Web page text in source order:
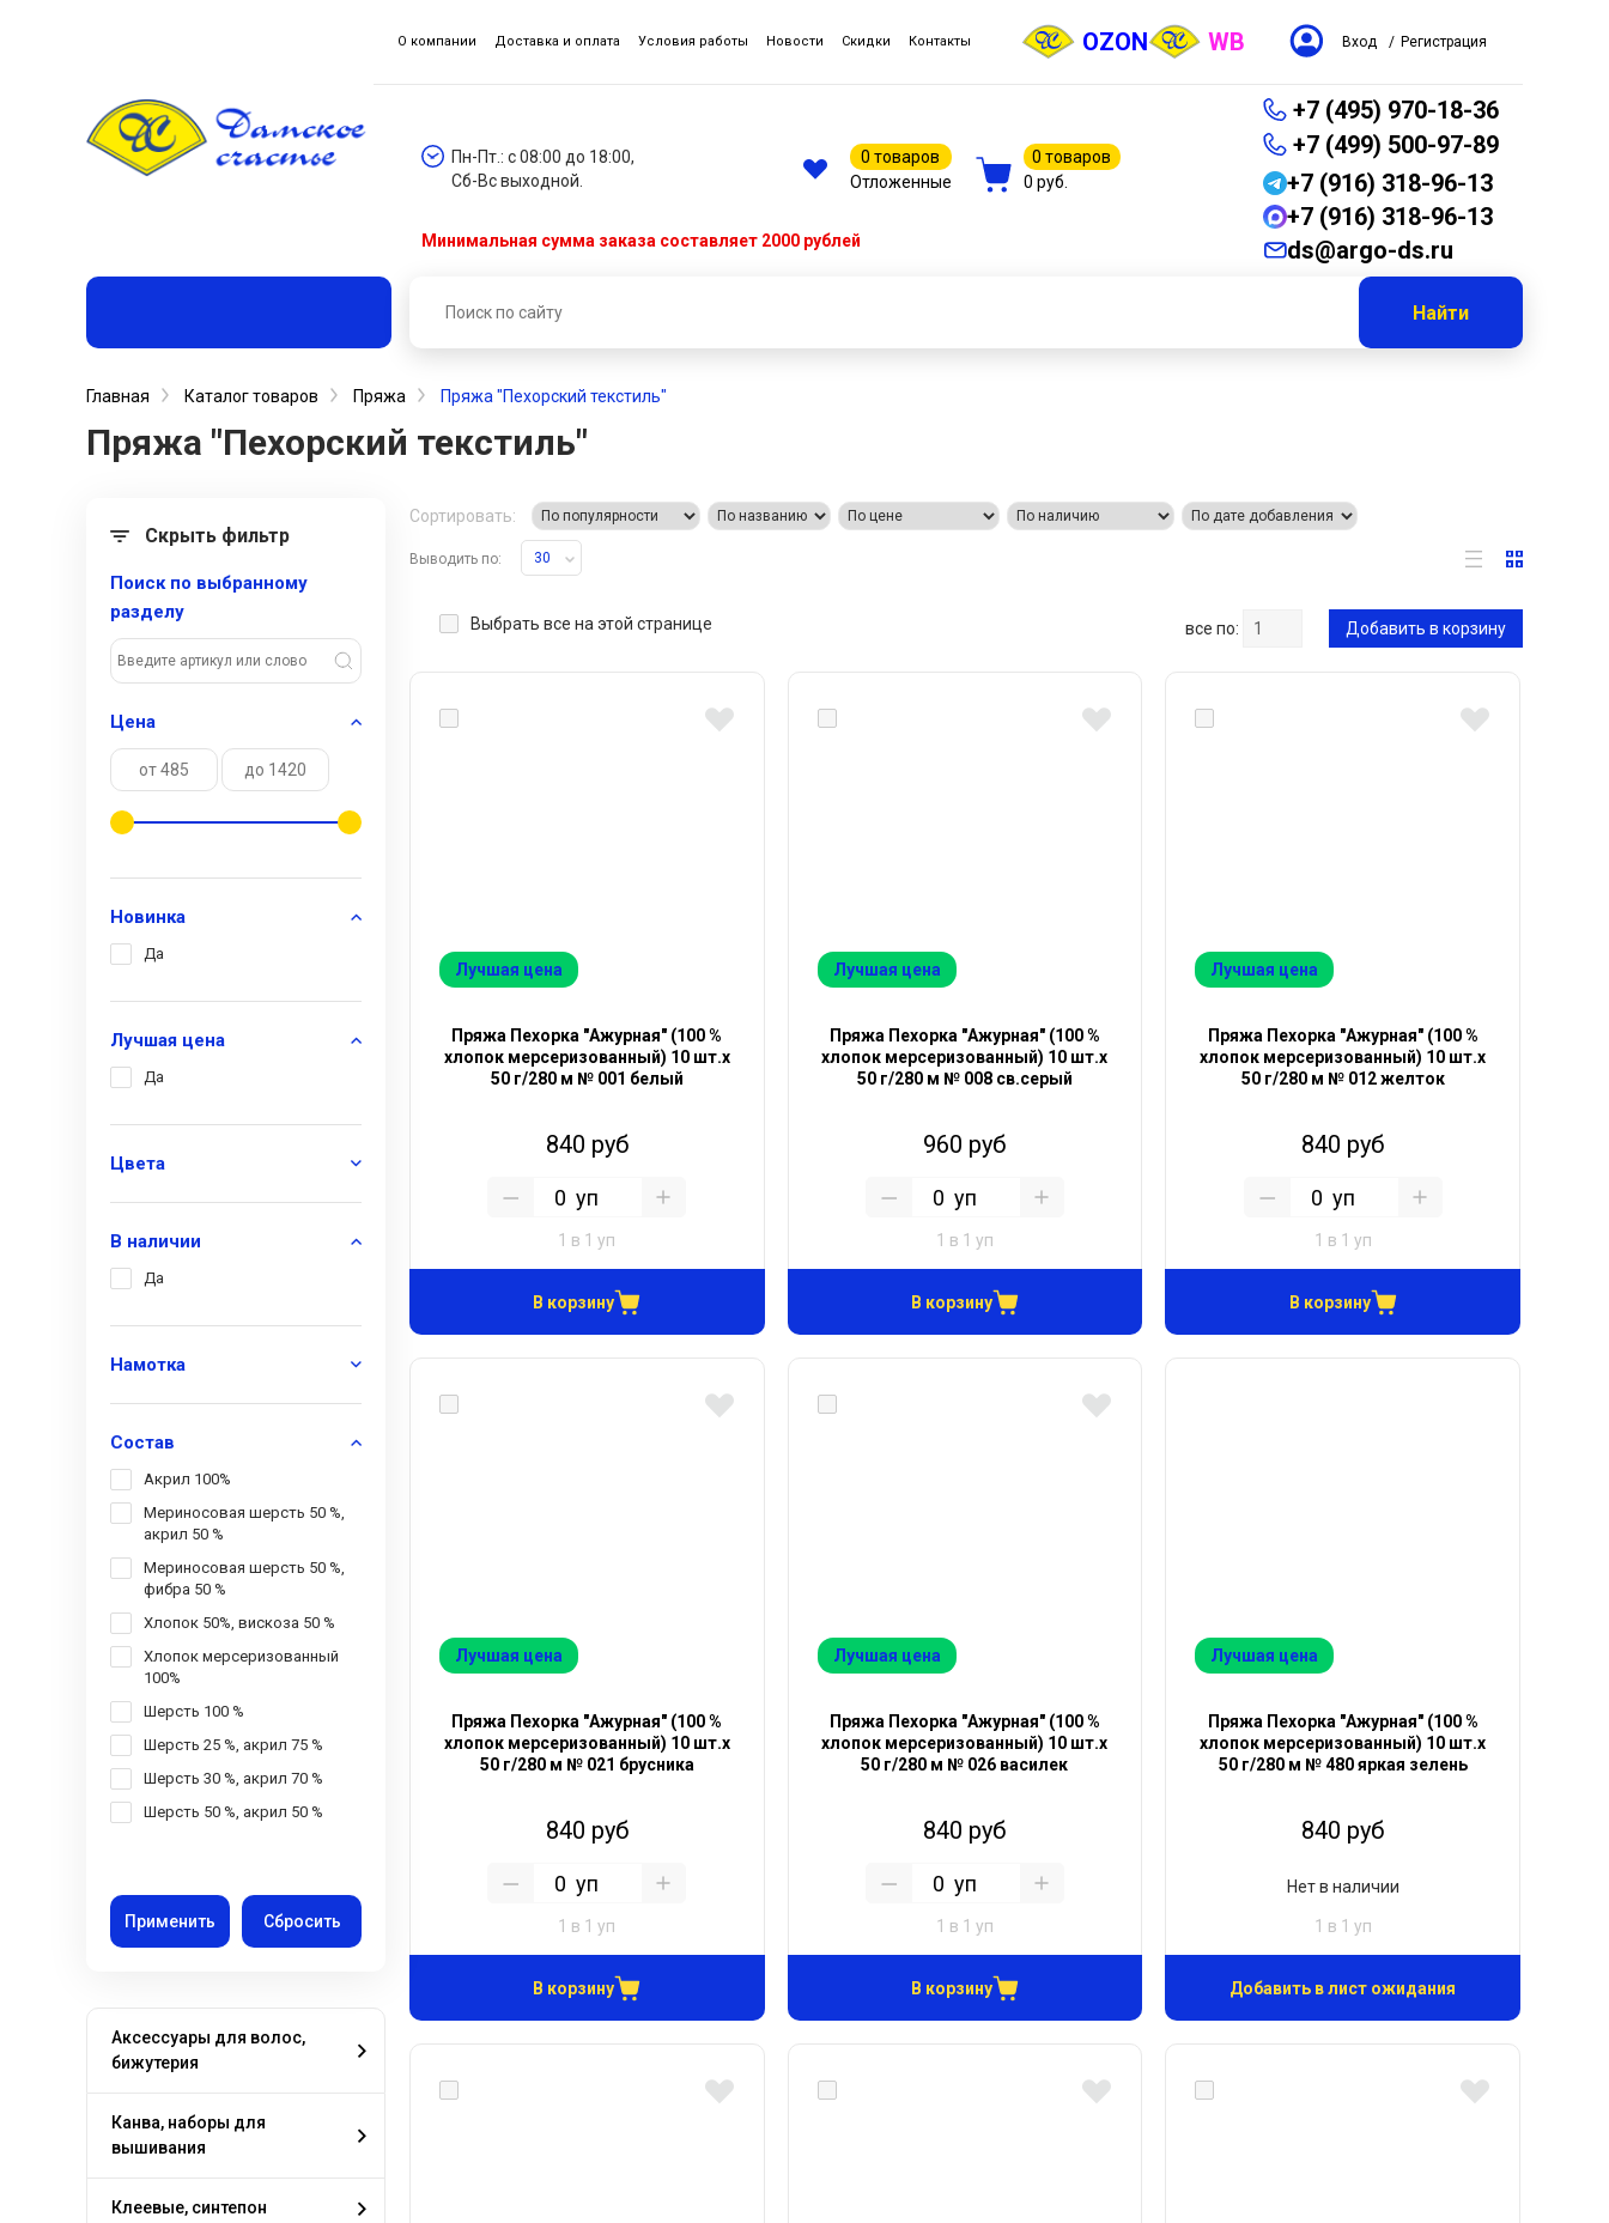
О компании Доставка и оплата Условия работы Новости Скидки Контакты OZON WB Вход / Регистрация
Пн-Пт.: с 08:00 до 18:00,
Сб-Вс выходной.
0 товаров
Отложенные
0 товаров
0 руб.
+7 (495) 970-18-36
+7 (499) 500-97-89
+7 (916) 318-96-13
+7 (916) 318-96-13
ds@argo-ds.ru
Минимальная сумма заказа составляет 2000 рублей
Найти
Главная Каталог товаров Пряжа Пряжа "Пехорский текстиль"
Пряжа "Пехорский текстиль"
Скрыть фильтр
Поиск по выбранному
разделу
Цена
Новинка
Да
Лучшая цена
Да
Цвета
В наличии
Да
Намотка
Состав
Акрил 100%
Мериносовая шерсть 50 %,
акрил 50 %
Мериносовая шерсть 50 %,
фибра 50 %
Хлопок 50%, вискоза 50 %
Хлопок мерсеризованный
100%
Шерсть 100 %
Шерсть 25 %, акрил 75 %
Шерсть 30 %, акрил 70 %
Шерсть 50 %, акрил 50 %
Аксессуары для волос,
бижутерия
Канва, наборы для
вышивания
Клеевые, синтепон
Сортировать:
Выводить по: 30
Выбрать все на этой странице все по: Добавить в корзину
Лучшая цена
Пряжа Пехорка "Ажурная" (100 %
хлопок мерсеризованный) 10 шт.х
50 г/280 м № 001 белый
840 руб
уп
1 в 1 уп
В корзину
Лучшая цена
Пряжа Пехорка "Ажурная" (100 %
хлопок мерсеризованный) 10 шт.х
50 г/280 м № 008 св.серый
960 руб
уп
1 в 1 уп
В корзину
Лучшая цена
Пряжа Пехорка "Ажурная" (100 %
хлопок мерсеризованный) 10 шт.х
50 г/280 м № 012 желток
840 руб
уп
1 в 1 уп
В корзину
Лучшая цена
Пряжа Пехорка "Ажурная" (100 %
хлопок мерсеризованный) 10 шт.х
50 г/280 м № 021 брусника
840 руб
уп
1 в 1 уп
В корзину
Лучшая цена
Пряжа Пехорка "Ажурная" (100 %
хлопок мерсеризованный) 10 шт.х
50 г/280 м № 026 василек
840 руб
уп
1 в 1 уп
В корзину
Лучшая цена
Пряжа Пехорка "Ажурная" (100 %
хлопок мерсеризованный) 10 шт.х
50 г/280 м № 480 яркая зелень
840 руб
Нет в наличии
1 в 1 уп
Добавить в лист ожидания